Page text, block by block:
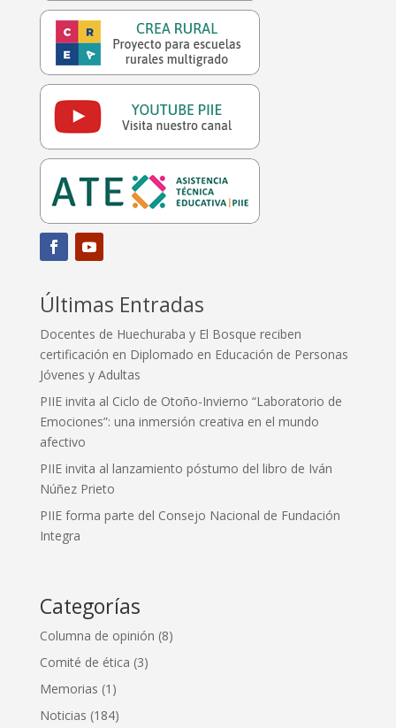
Últimas Entradas
Docentes de Huechuraba y El Bosque reciben
certificación en Diplomado en Educación de Personas
Jóvenes y Adultas
PIIE invita al Ciclo de Otoño-Invierno “Laboratorio de
Emociones”: una inmersión creativa en el mundo
afectivo
PIIE invita al lanzamiento póstumo del libro de Iván
Núñez Prieto
PIIE forma parte del Consejo Nacional de Fundación
Integra
Categorías
Columna de opinión (8)
Comité de ética (3)
Memorias (1)
Noticias (184)